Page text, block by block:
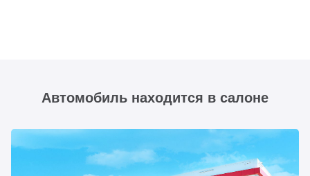
Автомобиль находится в салоне